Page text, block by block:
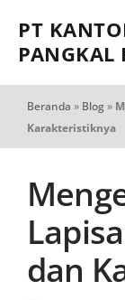
PT
PANGKAL
Beranda » Blog»
Karakteristiknya
dan